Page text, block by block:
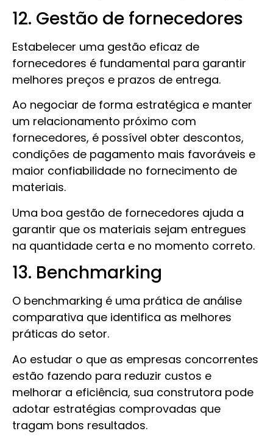
12. Gestão de fornecedores
Estabelecer uma gestão eficaz de
fornecedores é fundamental para garantir
melhores preços e prazos de entrega.
Ao negociar de forma estratégica e manter
um relacionamento próximo com
fornecedores, é possível obter descontos,
condições de pagamento mais favoráveis e
maior confiabilidade no fornecimento de
materiais.
Uma boa gestão de fornecedores ajuda a
garantir que os materiais sejam entregues
na quantidade certa e no momento correto.
13. Benchmarking
O benchmarking é uma prática de análise
comparativa que identifica as melhores
práticas do setor.
Ao estudar o que as empresas concorrentes
estão fazendo para reduzir custos e
melhorar a eficiência, sua construtora pode
adotar estratégias comprovadas que
tragam bons resultados.